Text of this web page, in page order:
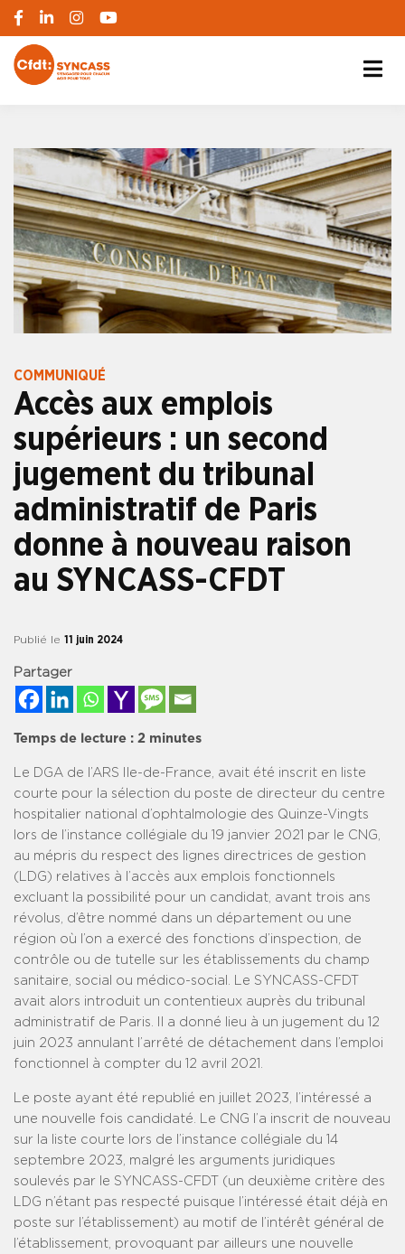
COMMUNIQUÉ
Accès aux emplois
supérieurs : un second
jugement du tribunal
administratif de Paris
donne à nouveau raison
au SYNCASS-CFDT
Publié le 11 juin 2024
Partager
Temps de lecture : 2 minutes
Le DGA de l’ARS Ile-de-France, avait été inscrit en liste
courte pour la sélection du poste de directeur du centre
hospitalier national d’ophtalmologie des Quinze-Vingts
lors de l’instance collégiale du 19 janvier 2021 par le CNG,
au mépris du respect des lignes directrices de gestion
(LDG) relatives à l’accès aux emplois fonctionnels
excluant la possibilité pour un candidat, avant trois ans
révolus, d’être nommé dans un département ou une
région où l’on a exercé des fonctions d’inspection, de
contrôle ou de tutelle sur les établissements du champ
sanitaire, social ou médico-social. Le SYNCASS-CFDT
avait alors introduit un contentieux auprès du tribunal
administratif de Paris. Il a donné lieu à un jugement du 12
juin 2023 annulant l’arrêté de détachement dans l’emploi
fonctionnel à compter du 12 avril 2021.
Le poste ayant été republié en juillet 2023, l’intéressé a
une nouvelle fois candidaté. Le CNG l’a inscrit de nouveau
sur la liste courte lors de l’instance collégiale du 14
septembre 2023, malgré les arguments juridiques
soulevés par le SYNCASS-CFDT (un deuxième critère des
LDG n’étant pas respecté puisque l’intéressé était déjà en
poste sur l’établissement) au motif de l’intérêt général de
l’établissement, provoquant par ailleurs une nouvelle